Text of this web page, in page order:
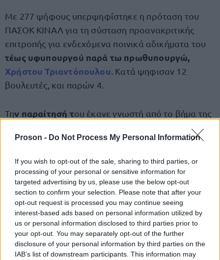
Proson - Do Not Process My Personal Information
If you wish to opt-out of the sale, sharing to third parties, or
processing of your personal or sensitive information for
targeted advertising by us, please use the below opt-out
section to confirm your selection. Please note that after your
opt-out request is processed you may continue seeing
interest-based ads based on personal information utilized by
us or personal information disclosed to third parties prior to
your opt-out. You may separately opt-out of the further
disclosure of your personal information by third parties on the
IAB’s list of downstream participants. This information may
Με 277 ψήφους υπερψηφίστηκε η πρόταση του
ΠΑΣΟΚ ΚΙΝΑΛ για τη σύσταση προανακριτικής
επιτροπής για ενδεχόμενα ποινικά αδικήματα του
τέως υφυπουργού παρά τω πρωθυπουργώ,
Χρήστου Τριαντόπουλου. Κατά ψηφισαν 12
βουλευτές, και παρών 4.
Την παραίτησή του έκανε γνωστή από το βήμα της
Πολιτικής Προστασίας, Χρήστος Τριαντόπουλος.
Δεν έχω τίποτα να φοβηθώ και τίποτα να
κρύψω, πρώτος θέλω να αναδειχθούν τα γεγονότα
και η αλήθεια και να φανούν οι σκοπιμότητες που
εξυπηρετούνται» δήλωσε ο τέως υφυπουργός
παρα τω πρωθυπουργώ Χρήστος Τριαντόπουλος,
στο πλαίσιο της συζήτησης για συγκρότηση
προανακριτικής επιτροπής που αφορά τον ίδιο και